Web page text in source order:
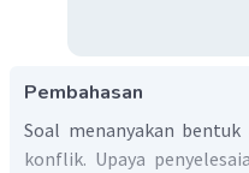
Pembahasan
Soal menanyakan
konflik. Upaya